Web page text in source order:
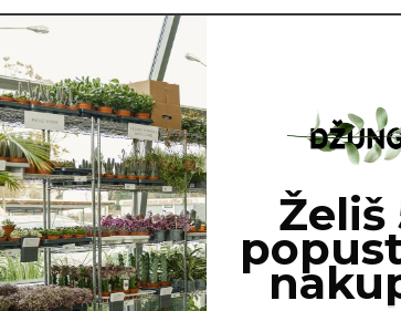
fotografiranja je lahko katera izmed
Želiš